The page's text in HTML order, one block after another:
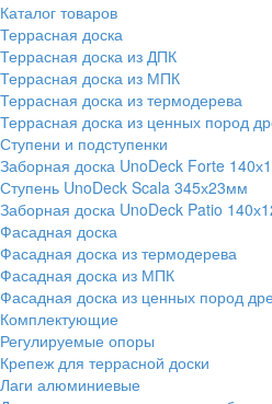
Каталог товаров
Террасная доска
Террасная доска из ДПК
Террасная доска из МПК
Террасная доска из термодерева
Террасная доска из ценных пород
Ступени и подступенки
Заборная доска UnoDeck Forte
Ступень UnoDeck Scala 345х23мм
Заборная доска UnoDeck Patio
Фасадная доска
Фасадная доска из термодерева
Фасадная доска из МПК
Фасадная доска из ценных пород
Комплектующие
Регулируемые опоры
Крепеж для террасной доски
Лаги алюминиевые